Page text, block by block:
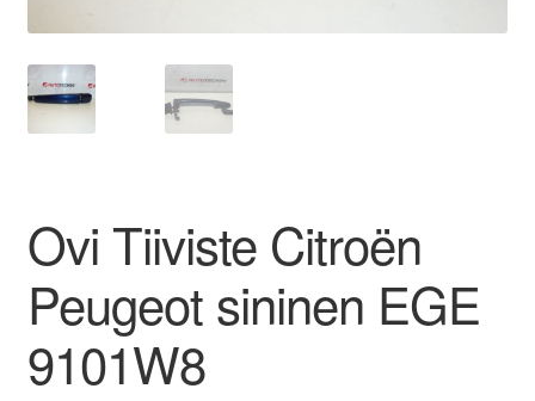
Tarkista
Tilini
Valitukset
Ovi Tiiviste Citroën
Peugeot sininen EGE
9101W8